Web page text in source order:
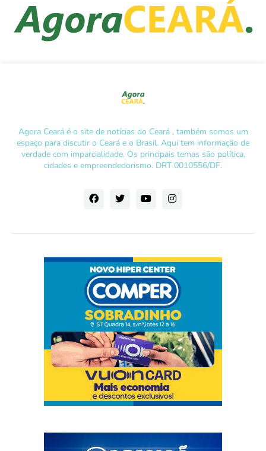
Agora Ceará é o site de notícias do Ceará , também somos um
espaço para discutir o Ceará e o Brasil. Aqui tem informação de
verdade com imparcialidade. Os principais temas são política,
cidades e empreendedorismo. DRT 0010556/DF.